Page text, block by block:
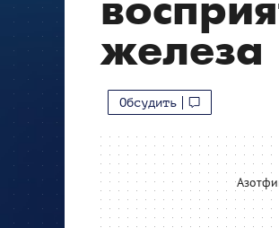
железа
Обсудить